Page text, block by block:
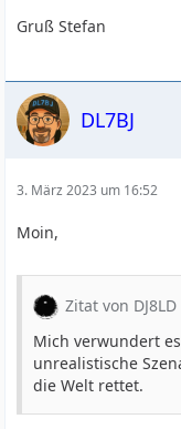
Gruß Stefan
DL7BJ
3. März 2023 um 16:52
Moin,
Zitat von DJ8LD
Mich verwundert
unrealistische
die Welt rettet.